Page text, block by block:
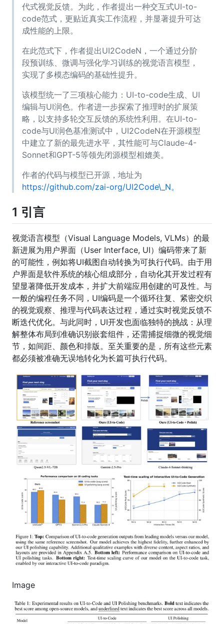
代式视觉反馈。为此，作者提出一种交互式UI-to-
code范式，更贴近真实工作流程，并显著提升可达
成性能的上限。
在此范式下，作者提出UI2CodeN，一个通过分阶
段预训练、微调与强化学习训练的视觉语言模型，
实现了多模态编码的基础性提升。
该模型统一了三项核心能力：UI-to-code生成、UI
编辑与UI润色。作者进一步探索了推理时的扩展策
略，以支持多轮交互反馈的系统性利用。在UI-to-
code与UI润色基准测试中，UI2CodeN在开源模型
中建立了新的最先进水平，其性能可与Claude-4-
Sonnet和GPT-5等领先闭源模型相媲美。
作者的代码与模型已开源，地址为
https://github.com/zai-org/UI2Code\_N。
1 引言
视觉语言模型（Visual Language Models, VLMs）的最
新进展为用户界面（User Interface, UI）编码带来了新
的可能性，例如将UI截图自动转换为可执行代码。由于用
户界面是软件系统的核心组成部分，自动化其开发过程有
望显著降低开发成本，并扩大前端应用创建的可及性。与
一般的编程任务不同，UI编码是一个循环往复、紧密交织
的视觉观察、推理与代码表达过程，通过实时视觉反馈不
断迭代优化。与此同时，UI开发也面临独特的挑战：从理
解整体布局到准确识别嵌套组件，还需捕捉细微的视觉细
节，如间距、颜色和排版。至关重要的是，所有这些元素
都必须被准确无误地转化为长篇可执行代码。
Image